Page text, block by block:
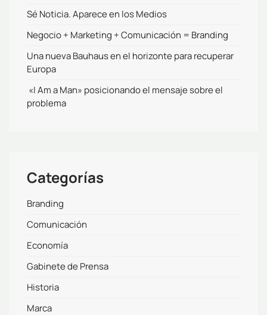
Sé Noticia. Aparece en los Medios
Negocio + Marketing + Comunicación = Branding
Una nueva Bauhaus en el horizonte para recuperar
Europa
«I Am a Man» posicionando el mensaje sobre el
problema
Categorías
Branding
Comunicación
Economía
Gabinete de Prensa
Historia
Marca